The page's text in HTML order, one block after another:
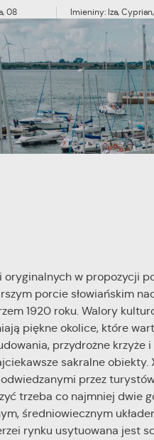
08
2026
Imieniny: Iza, Cyprian,
Dominik
MIEŚCIE
w propozycji
porcie słowiańskim
1920 roku. Walory
piękne okolice, które
przydrożne krzyże
sakralne
przez
trzeba co najmniej dwie
średniowiecznym
rynku usytuowana jest